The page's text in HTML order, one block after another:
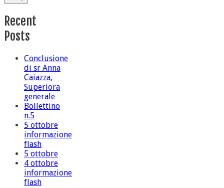
Recent
Posts
Conclusione
di sr Anna
Caiazza,
Superiora
generale
Bollettino
n.5
5 ottobre
informazione
flash
5 ottobre
4 ottobre
informazione
flash